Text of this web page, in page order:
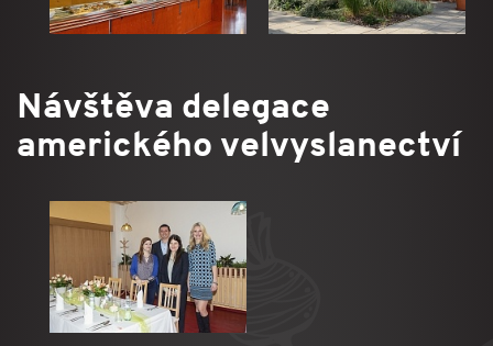
Návštěva delegace
amerického velvyslanectví